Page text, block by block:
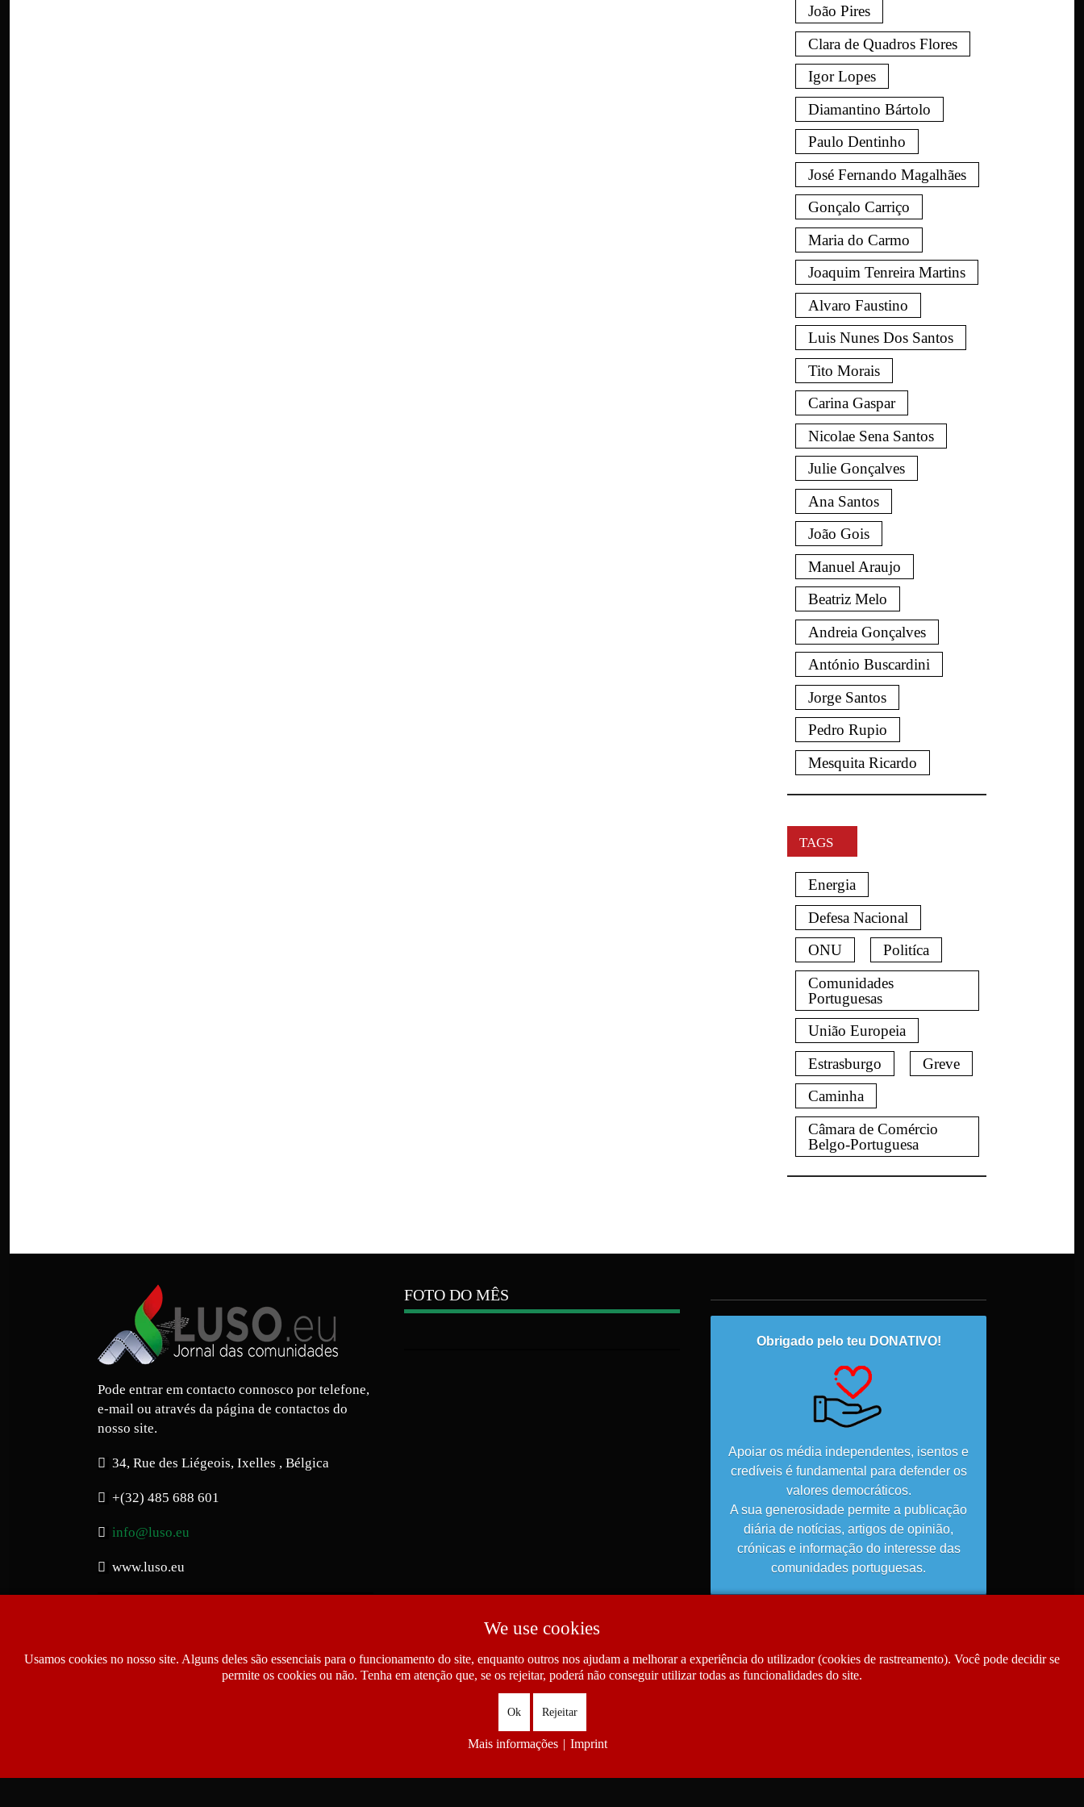
João Pires
Clara de Quadros Flores
Igor Lopes
Diamantino Bártolo
Paulo Dentinho
José Fernando Magalhães
Gonçalo Carriço
Maria do Carmo
Joaquim Tenreira Martins
Alvaro Faustino
Luis Nunes Dos Santos
Tito Morais
Carina Gaspar
Nicolae Sena Santos
Julie Gonçalves
Ana Santos
João Gois
Manuel Araujo
Beatriz Melo
Andreia Gonçalves
António Buscardini
Jorge Santos
Pedro Rupio
Mesquita Ricardo
TAGS
Energia
Defesa Nacional
ONU
Politíca
Comunidades
Portuguesas
União Europeia
Estrasburgo
Greve
Caminha
Câmara de Comércio
Belgo-Portuguesa
Pode entrar em contacto connosco por telefone,
e-mail ou através da página de contactos do
nosso site.
34, Rue des Liégeois, Ixelles , Bélgica
+(32) 485 688 601
info@luso.eu
www.luso.eu
FOTO DO MÊS
Obrigado pelo teu DONATIVO!
Apoiar os média independentes, isentos e
credíveis é fundamental para defender os
valores democráticos.
A sua generosidade permite a publicação
diária de notícias, artigos de opinião,
crónicas e informação do interesse das
comunidades portuguesas.
Copyright © 2026 Luso.eu | Jornal Notícias das Comunidades Portuguesas. All Rights Reserved.
We use cookies
Usamos cookies no nosso site. Alguns deles são essenciais para o funcionamento do site, enquanto outros nos ajudam a melhorar a experiência do utilizador (cookies de rastreamento). Você pode decidir se
permite os cookies ou não. Tenha em atenção que, se os rejeitar, poderá não conseguir utilizar todas as funcionalidades do site.
Ok Rejeitar
Mais informações | Imprint